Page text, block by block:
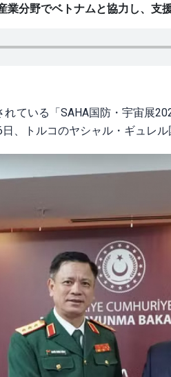
分野でベトナムと協力し、支
ている「SAHA国防・宇宙展
、トルコのヤシャル・ギュレル